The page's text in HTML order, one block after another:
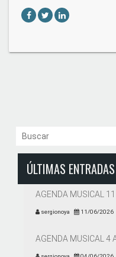
ÚLTIMAS ENTRADAS
AGENDA MUSICAL
sergionoya 11/06/2026
AGENDA MUSICAL 4